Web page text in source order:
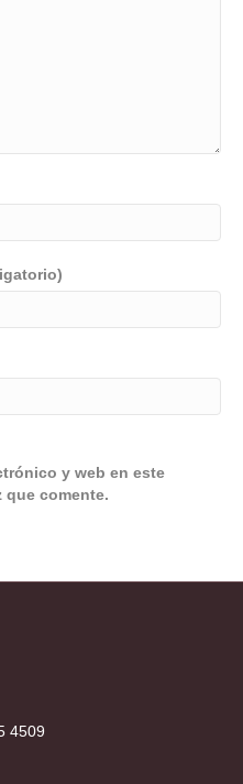
y web en este
que comente.
4509